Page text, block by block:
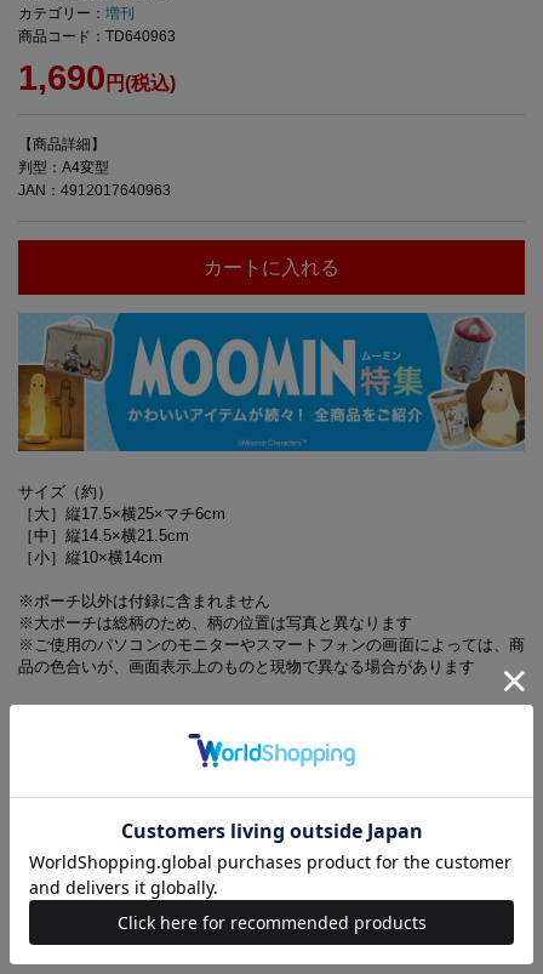
カテゴリー： 増刊
商品コード：TD640963
1,690 円(税込)
【商品詳細】
判型：A4変型
JAN：4912017640963
カートに入れる
サイズ（約）
［大］縦17.5×横25×マチ6cm
［中］縦14.5×横21.5cm
［小］縦10×横14cm
※ポーチ以外は付録に含まれません
※大ポーチは総柄のため、柄の位置は写真と異なります
※ご使用のパソコンのモニターやスマートフォンの画面によっては、商
品の色合いが、画面表示上のものと現物で異なる場合があります
※誌面内容は『InRed』8月・9月合併号に対し、一部掲載していな
8月・9月合併号増刊の付録に関するお問い合わせ先
【InRed8月・9月合併号増刊 付録対応事務局】
0120-797-161
受付時間／10:00～17:00
（土・日・祝日および2026年8月10日（月）～14日（金）を除く)
受付期間／2026年10月14日（水）まで